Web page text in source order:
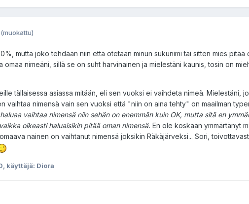
(muokattu)
mutta joko tehdään niin että otetaan minun sukunimi tai sitten mies pitää
omaa nimeäni, sillä se on suht harvinainen ja mielestäni kaunis, tosin on
tällaisessa asiassa mitään, eli sen vuoksi ei vaihdeta nimeä. Mielestäni,
vaihtaa nimensä vain sen vuoksi että "niin on aina tehty" on maailman
vaihtaa nimensä niin sehän on enemmän kuin OK, mutta sitä en
oikeasti haluaisikin pitää oman nimensä. En ole koskaan ymmärtänyt
nainen on vaihtanut nimensä joksikin Räkäjärveksi... Sori,
, käyttäjä: Diora